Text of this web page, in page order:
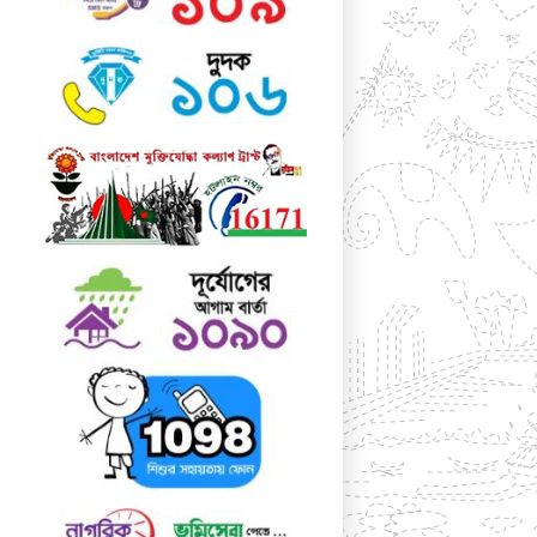
Dreamweaver, FrontPage, PageMaker,
Lorem Ipsum is a dummy text that is
mainly used by the printing and design
industry. It is intended to show how the
type will look before the end product is
available. Lorem Ipsum has been the
industry's standard dummy text ever
since the 1500:s, when an unknown
printer took a galley of type and
scrambled it to make a type specimen
book. Lorem Ipsum dummy texts was
available for many years on adhesive
sheets in different sizes and typefaces
from a company called Letraset. When
computers came along, Aldus included
lorem ipsum in its PageMaker publishing
software, and you now see it wherever
designers, content designers, art
directors, user interface developers and